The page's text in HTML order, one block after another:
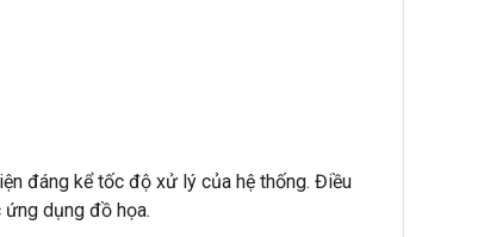
đáng kể tốc độ xử lý của hệ thống. Điều
dụng đồ họa.